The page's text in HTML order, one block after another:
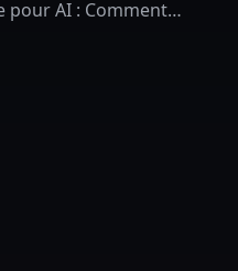
pour AI : Comment
des Personnages